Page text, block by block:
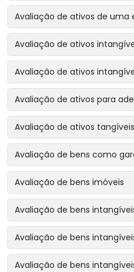
Avaliação de ativos de uma
Avaliação de ativos
Avaliação de ativos
Avaliação de ativos para
Avaliação de ativos
Avaliação de bens como
Avaliação de bens imóveis
Avaliação de bens
Avaliação de bens
Avaliação de bens